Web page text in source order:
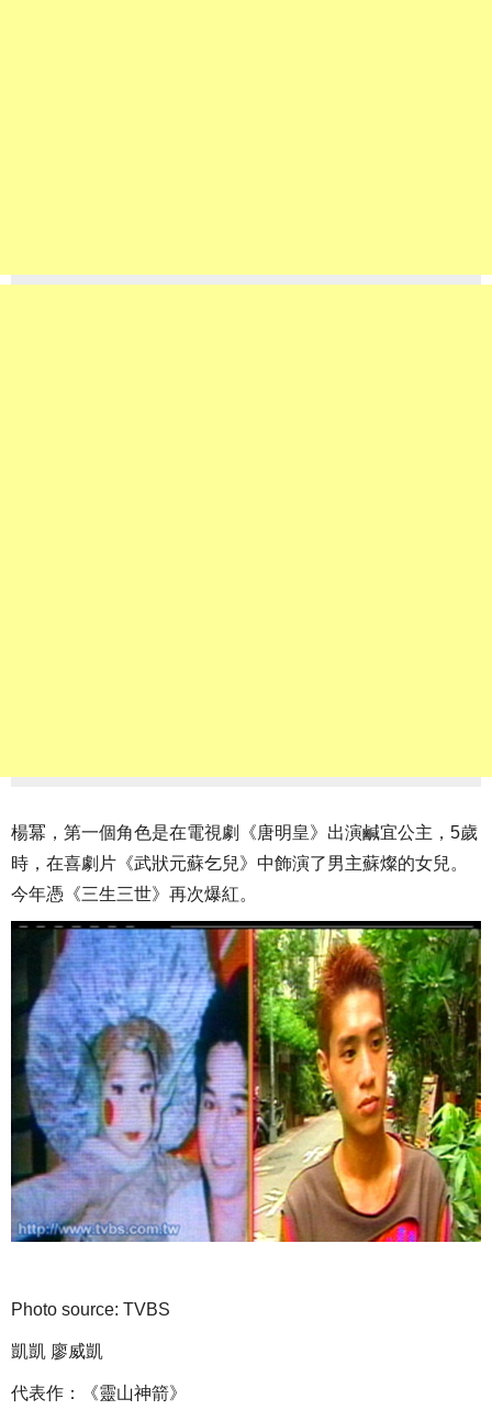
楊冪，第一個角色是在電視劇《唐明皇》出演鹹宜公主，5歲
時，在喜劇片《武狀元蘇乞兒》中飾演了男主蘇燦的女兒。
今年憑《三生三世》再次爆紅。
Photo source: TVBS
凱凱 廖威凱
代表作：《靈山神箭》